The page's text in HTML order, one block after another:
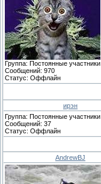
Группа: Постоянные участники
Сообщений: 970
Статус: Оффлайн
ирэн
Группа: Постоянные участники
Сообщений: 37
Статус: Оффлайн
AndrewBJ